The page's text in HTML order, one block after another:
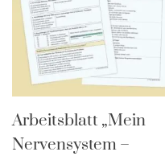
Arbeitsblatt „Mein
Nervensystem –